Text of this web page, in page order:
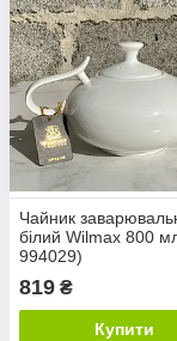
Чайник
білий Wilmax 800
994029)
819 ₴
Купити